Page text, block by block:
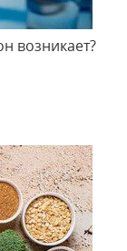
возникает?